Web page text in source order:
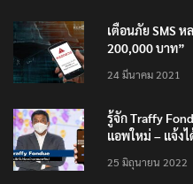
เตือนภัย SMS ห
200,000 บาท”
24 มีนาคม 2021
รู้จัก Traffy
แอพใหม่ – แจ้ง
25 มิถุนายน 2022